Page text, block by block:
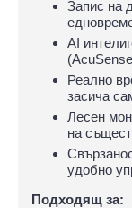
Запис на
AI
Реално
засича
Лесен
на
удобно
Подходящ за: